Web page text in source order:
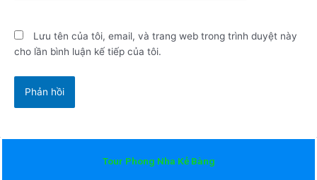
Lưu tên của tôi, email, và trang web trong trình duyệt này
cho lần bình luận kế tiếp của tôi.
Tour Phong Nha Kẻ Bàng